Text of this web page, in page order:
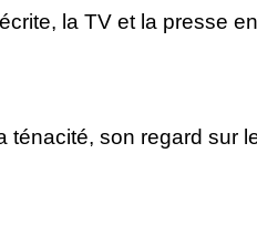
la TV et la presse
ténacité, son regard sur